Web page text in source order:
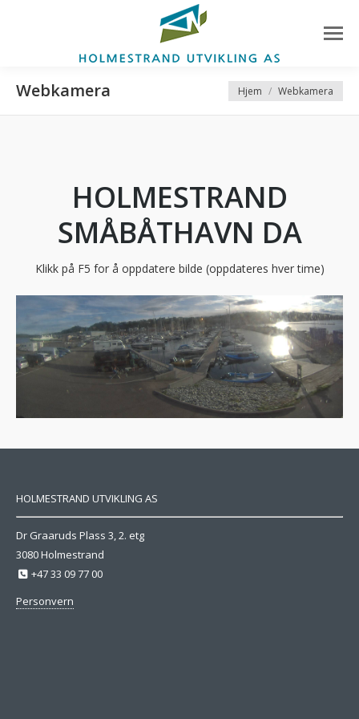
Webkamera You are here:
Hjem Webkamera
HOLMESTRAND
SMÅBÅTHAVN DA
Klikk på F5 for å oppdatere bilde (oppdateres hver time)
HOLMESTRAND UTVIKLING AS
Dr Graaruds Plass 3, 2. etg
3080 Holmestrand
+47 33 09 77 00
Personvern